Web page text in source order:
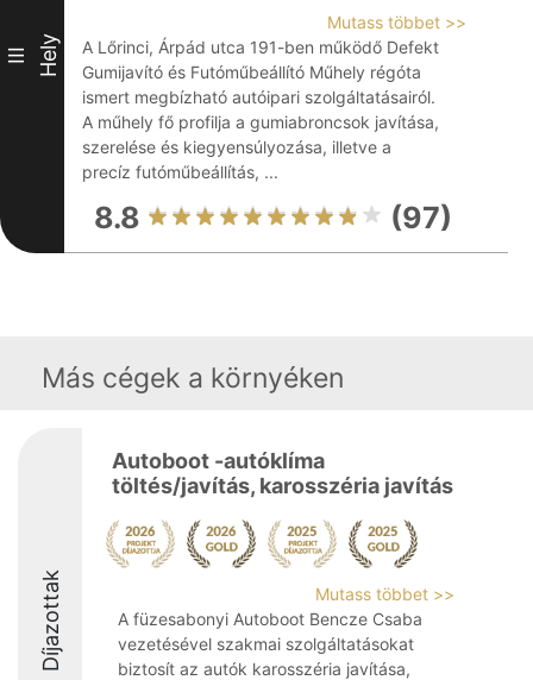
III Hely
Mutass többet >>
A Lőrinci, Árpád utca 191-ben működő Defekt
Gumijavító és Futóműbeállító Műhely régóta
ismert megbízható autóipari szolgáltatásairól.
A műhely fő profilja a gumiabroncsok javítása,
szerelése és kiegyensúlyozása, illetve a
precíz futóműbeállítás, ...
8.8 (97)
Más cégek a környéken
Díjazottak
Autoboot -autóklíma
töltés/javítás, karosszéria javítás
Mutass többet >>
A füzesabonyi Autoboot Bencze Csaba
vezetésével szakmai szolgáltatásokat
biztosít az autók karosszéria javítása,